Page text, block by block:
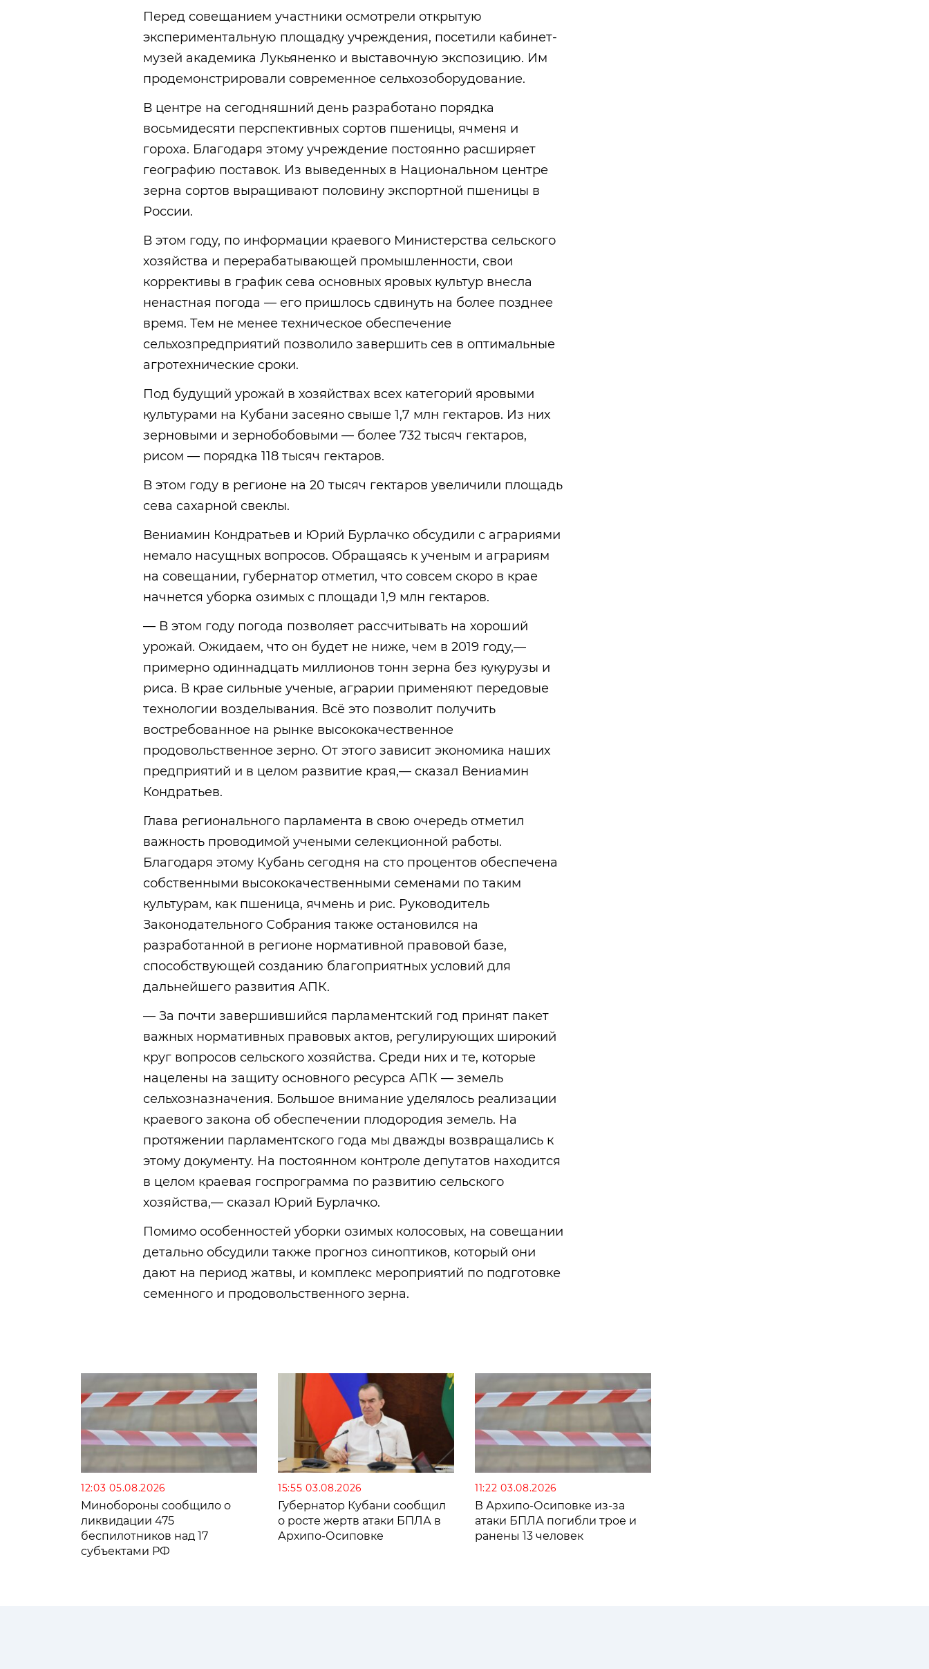
Перед совещанием участники осмотрели открытую
экспериментальную площадку учреждения, посетили кабинет-
музей академика Лукьяненко и выставочную экспозицию. Им
продемонстрировали современное сельхозоборудование.
В центре на сегодняшний день разработано порядка
восьмидесяти перспективных сортов пшеницы, ячменя и
гороха. Благодаря этому учреждение постоянно расширяет
географию поставок. Из выведенных в Национальном центре
зерна сортов выращивают половину экспортной пшеницы в
России.
В этом году, по информации краевого Министерства сельского
хозяйства и перерабатывающей промышленности, свои
коррективы в график сева основных яровых культур внесла
ненастная погода — его пришлось сдвинуть на более позднее
время. Тем не менее техническое обеспечение
сельхозпредприятий позволило завершить сев в оптимальные
агротехнические сроки.
Под будущий урожай в хозяйствах всех категорий яровыми
культурами на Кубани засеяно свыше 1,7 млн гектаров. Из них
зерновыми и зернобобовыми — более 732 тысяч гектаров,
рисом — порядка 118 тысяч гектаров.
В этом году в регионе на 20 тысяч гектаров увеличили площадь
сева сахарной свеклы.
Вениамин Кондратьев и Юрий Бурлачко обсудили с аграриями
немало насущных вопросов. Обращаясь к ученым и аграриям
на совещании, губернатор отметил, что совсем скоро в крае
начнется уборка озимых с площади 1,9 млн гектаров.
— В этом году погода позволяет рассчитывать на хороший
урожай. Ожидаем, что он будет не ниже, чем в 2019 году,—
примерно одиннадцать миллионов тонн зерна без кукурузы и
риса. В крае сильные ученые, аграрии применяют передовые
технологии возделывания. Всё это позволит получить
востребованное на рынке высококачественное
продовольственное зерно. От этого зависит экономика наших
предприятий и в целом развитие края,— сказал Вениамин
Кондратьев.
Глава регионального парламента в свою очередь отметил
важность проводимой учеными селекционной работы.
Благодаря этому Кубань сегодня на сто процентов обеспечена
собственными высококачественными семенами по таким
культурам, как пшеница, ячмень и рис. Руководитель
Законодательного Собрания также остановился на
разработанной в регионе нормативной правовой базе,
способствующей созданию благоприятных условий для
дальнейшего развития АПК.
— За почти завершившийся парламентский год принят пакет
важных нормативных правовых актов, регулирующих широкий
круг вопросов сельского хозяйства. Среди них и те, которые
нацелены на защиту основного ресурса АПК — земель
сельхозназначения. Большое внимание уделялось реализации
краевого закона об обеспечении плодородия земель. На
протяжении парламентского года мы дважды возвращались к
этому документу. На постоянном контроле депутатов находится
в целом краевая госпрограмма по развитию сельского
хозяйства,— сказал Юрий Бурлачко.
Помимо особенностей уборки озимых колосовых, на совещании
детально обсудили также прогноз синоптиков, который они
дают на период жатвы, и комплекс мероприятий по подготовке
семенного и продовольственного зерна.
12:03 05.08.2026
Минобороны сообщило о
ликвидации 475
беспилотников над 17
субъектами РФ
15:55 03.08.2026
Губернатор Кубани сообщил
о росте жертв атаки БПЛА в
Архипо-Осиповке
11:22 03.08.2026
В Архипо-Осиповке из-за
атаки БПЛА погибли трое и
ранены 13 человек